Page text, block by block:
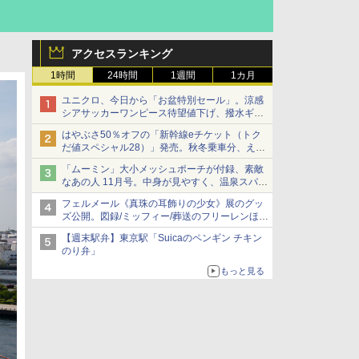
アクセスランキング
1時間 24時間 1週間 1カ月
ユニクロ、今日から「お盆特別セール」。涼感
シアサッカーワンピース待望値下げ、撥水ギア
ショーツは1990円に
はやぶさ50％オフの「新幹線eチケット（トク
だ値スペシャル28）」発売。秋冬乗車分、えき
ねっと限定
「ムーミン」大小メッシュポーチが付録、素敵
なあの人 11月号。中身が見やすく、温泉スパに
も使える
フェルメール《真珠の耳飾りの少女》展のグッ
ズ公開。図録/ミッフィー/葬送のフリーレンほ
か、注目ブランドコラボが実現
【週末駅弁】東京駅「Suicaのペンギン チキン
のり弁」
もっと見る